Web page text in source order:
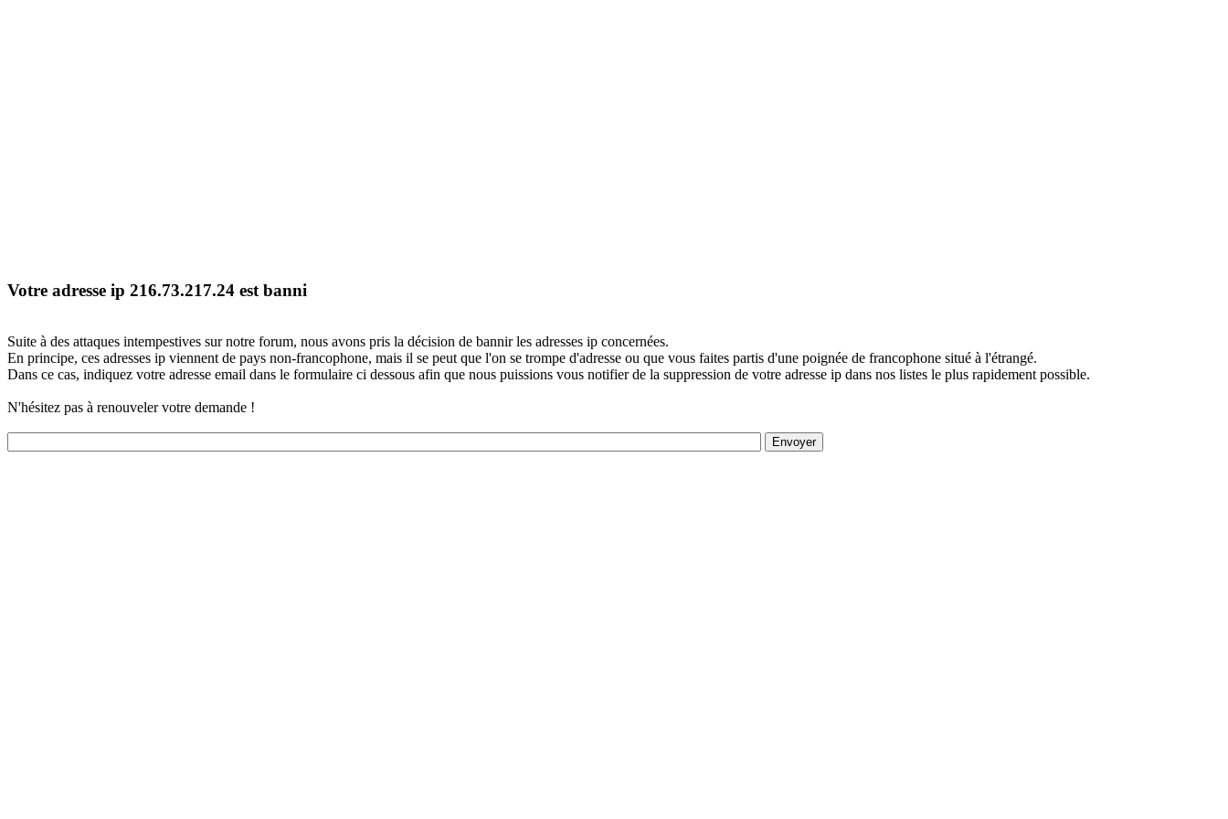
Votre adresse ip 216.73.217.24 est banni
Suite à des attaques intempestives sur notre forum, nous avons pris la décision de bannir les adresses ip concernées.
En principe, ces adresses ip viennent de pays non-francophone, mais il se peut que l'on se trompe d'adresse ou que vous faites partis d'une poignée de francophone situé à l'étrangé.
Dans ce cas, indiquez votre adresse email dans le formulaire ci dessous afin que nous puissions vous notifier de la suppression de votre adresse ip dans nos listes le plus rapidement possible.
N'hésitez pas à renouveler votre demande !